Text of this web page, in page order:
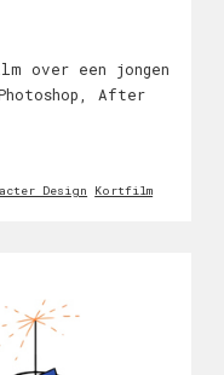
over een jongen
After
Design Kortfilm